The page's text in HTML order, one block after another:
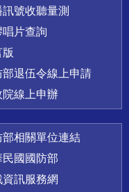
訊號收聽量測
唱片查詢
版
部退伍令線上申請
院線上申辦
部相關單位連結
民國國防部
資訊服務網